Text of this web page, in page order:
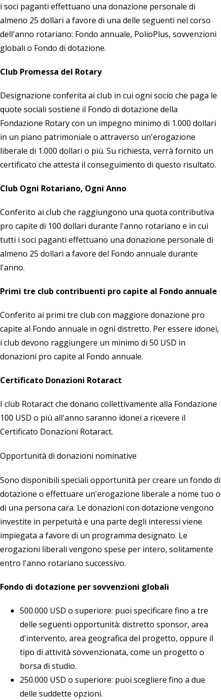
i soci paganti effettuano una donazione personale di
almeno 25 dollari a favore di una delle seguenti nel corso
dell'anno rotariano: Fondo annuale, PolioPlus, sovvenzioni
globali o Fondo di dotazione.
Club Promessa del Rotary
Designazione conferita ai club in cui ogni socio che paga le
quote sociali sostiene il Fondo di dotazione della
Fondazione Rotary con un impegno minimo di 1.000 dollari
in un piano patrimoniale o attraverso un'erogazione
liberale di 1.000 dollari o più. Su richiesta, verrà fornito un
certificato che attesta il conseguimento di questo risultato.
Club Ogni Rotariano, Ogni Anno
Conferito ai club che raggiungono una quota contributiva
pro capite di 100 dollari durante l'anno rotariano e in cui
tutti i soci paganti effettuano una donazione personale di
almeno 25 dollari a favore del Fondo annuale durante
l'anno.
Primi tre club contribuenti pro capite al Fondo annuale
Conferito ai primi tre club con maggiore donazione pro
capite al Fondo annuale in ogni distretto. Per essere idonei,
i club devono raggiungere un minimo di 50 USD in
donazioni pro capite al Fondo annuale.
Certificato Donazioni Rotaract
I club Rotaract che donano collettivamente alla Fondazione
100 USD o più all'anno saranno idonei a ricevere il
Certificato Donazioni Rotaract.
Opportunità di donazioni nominative
Sono disponibili speciali opportunità per creare un fondo di
dotazione o effettuare un'erogazione liberale a nome tuo o
di una persona cara. Le donazioni con dotazione vengono
investite in perpetuità e una parte degli interessi viene
impiegata a favore di un programma designato. Le
erogazioni liberali vengono spese per intero, solitamente
entro l'anno rotariano successivo.
Fondo di dotazione per sovvenzioni globali
500.000 USD o superiore: puoi specificare fino a tre
delle seguenti opportunità: distretto sponsor, area
d'intervento, area geografica del progetto, oppure il
tipo di attività sovvenzionata, come un progetto o
borsa di studio.
250.000 USD o superiore: puoi scegliere fino a due
delle suddette opzioni.